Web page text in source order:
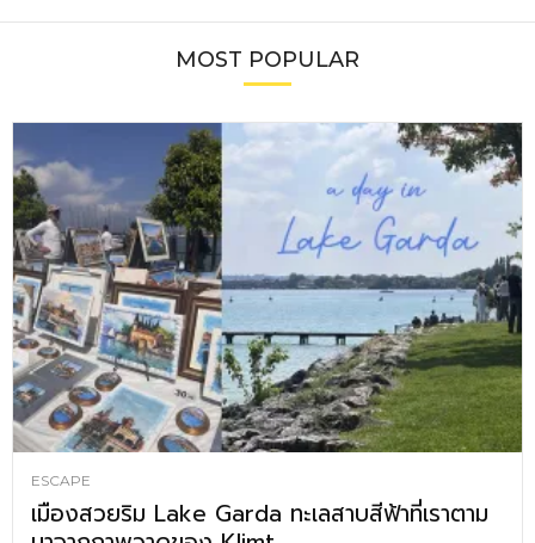
MOST POPULAR
ESCAPE
เมืองสวยริม Lake Garda ทะเลสาบสีฟ้าที่เราตาม